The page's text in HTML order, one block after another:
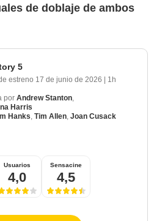
de doblaje de ambos
5
estreno 17 de junio de 2026 | 1h
por Andrew Stanton
Harris
Hanks Tim Allen Joan Cusack
Usuarios
4,0
Sensacine
4,5